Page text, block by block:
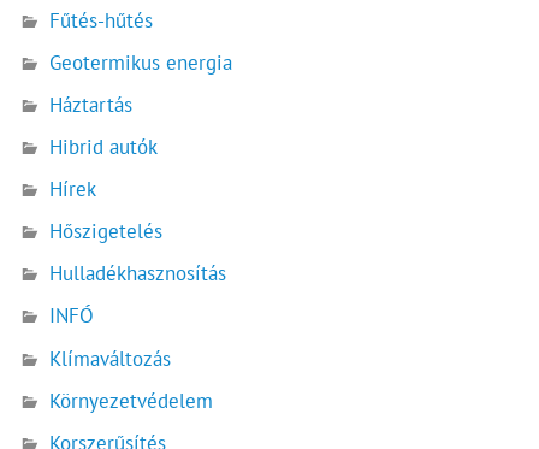
Fűtés-hűtés
Geotermikus energia
Háztartás
Hibrid autók
Hírek
Hőszigetelés
Hulladékhasznosítás
INFÓ
Klímaváltozás
Környezetvédelem
Korszerűsítés